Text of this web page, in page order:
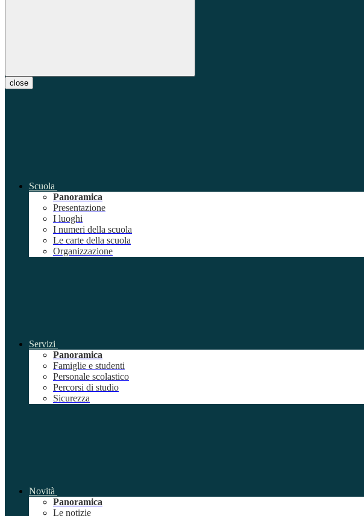
close
Scuola
Panoramica
Presentazione
I luoghi
I numeri della scuola
Le carte della scuola
Organizzazione
Servizi
Panoramica
Famiglie e studenti
Personale scolastico
Percorsi di studio
Sicurezza
Novità
Panoramica
Le notizie